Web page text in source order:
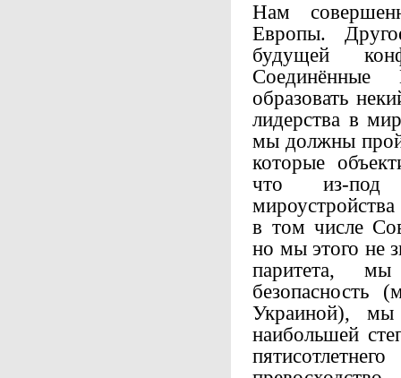
Нам
Европы.
будущей
образовать
лидерства в
мы должны
которые
что из-под
в том числе
но мы этого не
паритета,
Украиной),
наибольшей